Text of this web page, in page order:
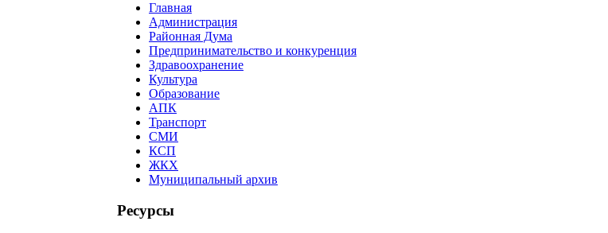
Главная
Администрация
Районная Дума
Предпринимательство и конкуренция
Здравоохранение
Культура
Образование
АПК
Транспорт
СМИ
КСП
ЖКХ
Муниципальный архив
Ресурсы